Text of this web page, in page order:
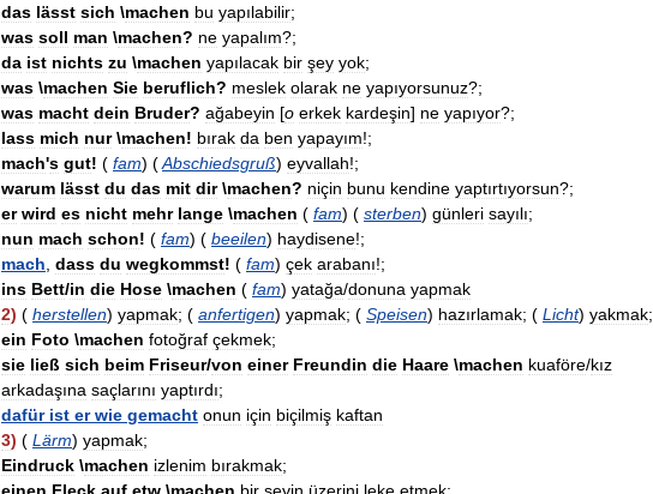
das lässt sich \machen bu yapılabilir;
was soll man \machen? ne yapalım?;
da ist nichts zu \machen yapılacak bir şey yok;
was \machen Sie beruflich? meslek olarak ne yapıyorsunuz?;
was macht dein Bruder? ağabeyin [o erkek kardeşin] ne yapıyor?;
lass mich nur\machen! bırak da ben yapayım!;
mach's gut! ( fam) (Abschiedsgruß) eyvallah!;
warum lässt du das mit dir\machen? niçin bunu kendine yaptırtıyorsun?;
er wird es nicht mehr lange \machen ( fam) ( sterben) günleri sayılı;
nun mach schon! ( fam) ( beeilen) haydisene!;
mach dass du wegkommst! ( fam) çek arabanı!;
ins Bett/in die Hose \machen ( fam) yatağa/donuna yapmak
2) ( herstellen) yapmak; ( anfertigen) yapmak; ( Speisen) hazırlamak; ( Licht) yakmak;
ein Foto \machen fotoğraf çekmek;
sie ließ sich beim Friseur/von einer Freundin die Haare \machen kuaföre/kız
arkadaşına saçlarını yaptırdı;
dafür ist er wie gemacht onun için biçilmiş kaftan
3) ( Lärm) yapmak;
Eindruck \machen izlenim bırakmak;